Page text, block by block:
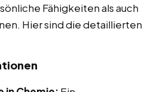
Fähigkeiten als auch
Hier sind die detaillierten